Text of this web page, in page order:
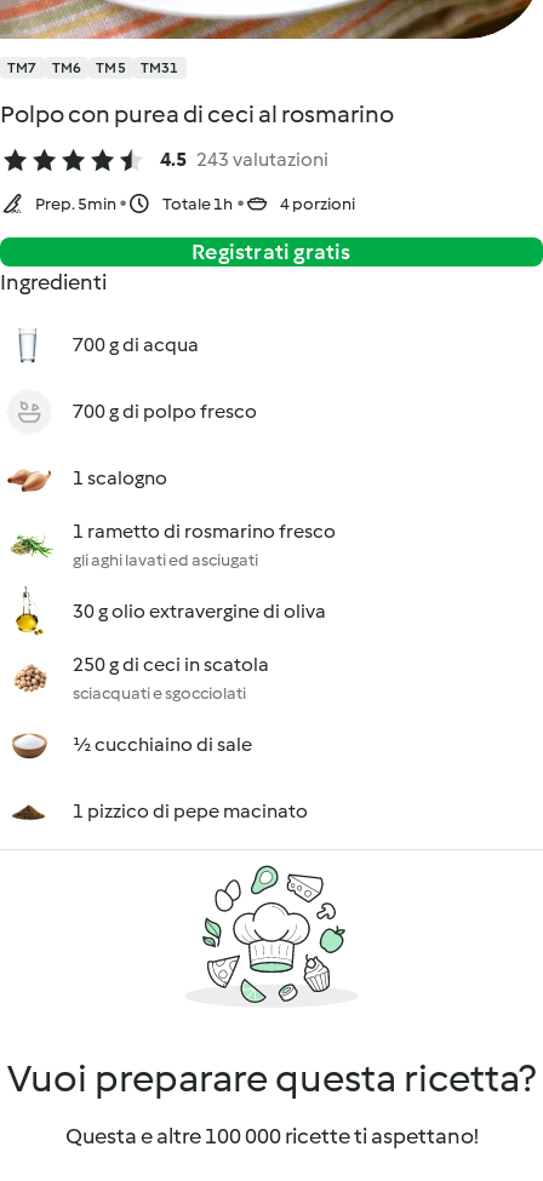
TM7 TM6 TM5 TM31
Polpo con purea di ceci al rosmarino
4.5 243 valutazioni
Prep. 5min Totale 1h 4 porzioni
Registrati gratis
Ingredienti
700 g di acqua
700 g di polpo fresco
1 scalogno
1 rametto di rosmarino fresco
gli aghi lavati ed asciugati
30 g olio extravergine di oliva
250 g di ceci in scatola
sciacquati e sgocciolati
½ cucchiaino di sale
1 pizzico di pepe macinato
Vuoi preparare questa ricetta?
Questa e altre 100 000 ricette ti aspettano!